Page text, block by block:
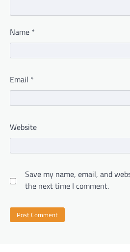
Name *
Email *
Website
Save my name, email, and
the next time I comment.